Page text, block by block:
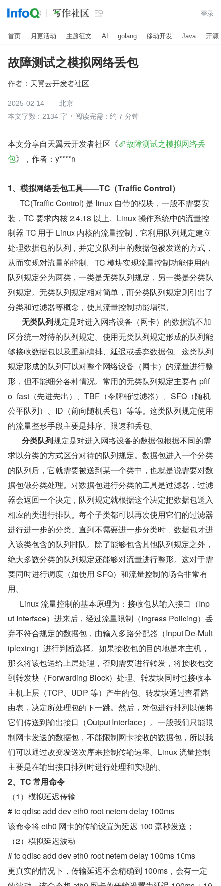
 登录
首页 月更活动 主题征文 AI golang 移动开发 Java 开源
故障测试之模拟网络丢包
作者： 天翼云开发者社区
2025-02-14
北京
本文字数：2134 字
阅读完需：约 7 分钟
本文分享自天翼云开发者社区《
故障测试之模拟网络丢
包》，作者：y****n
1、模拟网络丢包工具——TC（Traffic Control）
TC(Traffic Control) 是 linux 自带的模块，一般不需要安
装，TC 要求内核 2.4.18 以上。Linux 操作系统中的流量控
制器 TC 用于 Linux 内核的流量控制，它利用队列规定建立
处理数据包的队列，并定义队列中的数据包被发送的方式，
从而实现对流量的控制。TC 模块实现流量控制功能使用的
队列规定分为两类，一类是无类队列规定，另一类是分类队
列规定。无类队列规定相对简单，而分类队列规定则引出了
分类和过滤器等概念，使其流量控制功能增强。
无类队列规定是对进入网络设备（网卡）的数据流不加
区分统一对待的队列规定。使用无类队列规定形成的队列能
够接收数据包以及重新编排、延迟或丢弃数据包。这类队列
规定形成的队列可以对整个网络设备（网卡）的流量进行整
形，但不能细分各种情况。常用的无类队列规定主要有 pfif
o_fast（先进先出）、TBF（令牌桶过滤器）、SFQ（随机
公平队列）、ID（前向随机丢包）等等。这类队列规定使用
的流量整形手段主要是排序、限速和丢包。
分类队列规定是对进入网络设备的数据包根据不同的需
求以分类的方式区分对待的队列规定。数据包进入一个分类
的队列后，它就需要被送到某一个类中，也就是说需要对数
据包做分类处理。对数据包进行分类的工具是过滤器，过滤
器会返回一个决定，队列规定就根据这个决定把数据包送入
相应的类进行排队。每个子类都可以再次使用它们的过滤器
进行进一步的分类。直到不需要进一步分类时，数据包才进
入该类包含的队列排队。除了能够包含其他队列规定之外，
绝大多数分类的队列规定还能够对流量进行整形。这对于需
要同时进行调度（如使用 SFQ）和流量控制的场合非常有
用。
Linux 流量控制的基本原理为：接收包从输入接口（Inp
ut Interface）进来后，经过流量限制（Ingress Policing）丢
弃不符合规定的数据包，由输入多路分配器（Input De-Mult
iplexing）进行判断选择。如果接收包的目的地是本主机，
那么将该包送给上层处理，否则需要进行转发，将接收包交
到转发块（Forwarding Block）处理。转发块同时也接收本
主机上层（TCP、UDP 等）产生的包。转发块通过查看路
由表，决定所处理包的下一跳。然后，对包进行排列以便将
它们传送到输出接口（Output Interface）。一般我们只能限
制网卡发送的数据包，不能限制网卡接收的数据包，所以我
们可以通过改变发送次序来控制传输速率。Linux 流量控制
主要是在输出接口排列时进行处理和实现的。
2、TC 常用命令
（1）模拟延迟传输
# tc qdisc add dev eth0 root netem delay 100ms
该命令将 eth0 网卡的传输设置为延迟 100 毫秒发送；
（2）模拟延迟波动
# tc qdisc add dev eth0 root netem delay 100ms 10ms
更真实的情况下，传输延迟不会精确到 100ms，会有一定